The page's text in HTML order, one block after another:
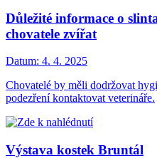
Důležité informace o
chovatele zvířat
Datum: 4. 4. 2025
Chovatelé by měli dodržovat
podezření kontaktovat veterináře.
Výstava kostek Bruntál